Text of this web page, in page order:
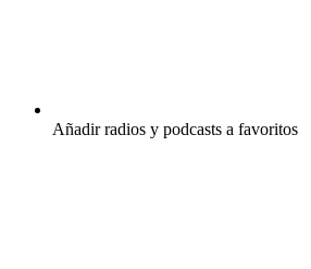
Añadir radios y podcasts a favoritos